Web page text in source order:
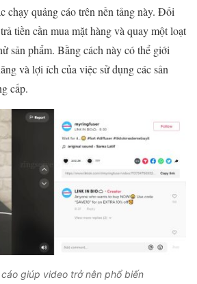
chạy quảng cáo trên nền tảng này. Đối
tiền cần mua mặt hàng và quay một loạt
sản phẩm. Bằng cách này có thể giới
và lợi ích của việc sử dụng các sản
cấp.
giúp video trở nên phổ biến